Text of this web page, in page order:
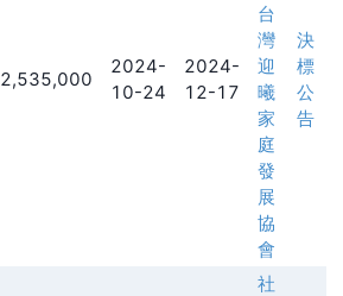
2,535,000
2024-
10-24
2024-
12-17
台
灣
迎
曦
家
庭
發
展
協
會
決
標
公
告
社